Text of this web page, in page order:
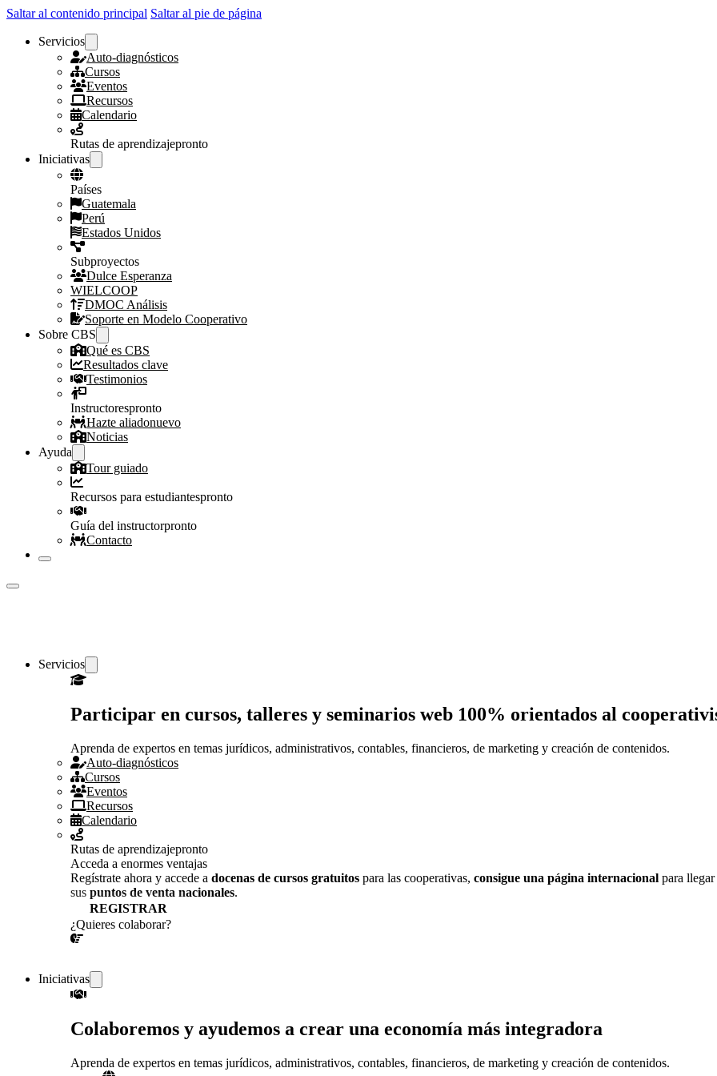
Saltar al contenido principal Saltar al pie de página
Servicios
Auto-diagnósticos
Cursos
Eventos
Recursos
Calendario
Rutas de aprendizajepronto
Iniciativas
Países
Guatemala
Perú
Estados Unidos
Subproyectos
Dulce Esperanza
WIELCOOP
DMOC Análisis
Soporte en Modelo Cooperativo
Sobre CBS
Qué es CBS
Resultados clave
Testimonios
Instructorespronto
Hazte aliadonuevo
Noticias
Ayuda
Tour guiado
Recursos para estudiantespronto
Guía del instructorpronto
Contacto
Servicios
Participar en cursos, talleres y seminarios web 100% orientados al
Aprenda de expertos en temas jurídicos, administrativos, contables, financieros, de marketing y creación de contenidos.
Auto-diagnósticos
Cursos
Eventos
Recursos
Calendario
Rutas de aprendizajepronto
Acceda a enormes ventajas
Regístrate ahora y accede a docenas de cursos gratuitos para las cooperativas, consigue una página internacional para
sus puntos de venta nacionales.
REGISTRAR
¿Quieres colaborar?
Iniciativas
Colaboremos y ayudemos a crear una economía más integradora
Aprenda de expertos en temas jurídicos, administrativos, contables, financieros, de marketing y creación de contenidos.